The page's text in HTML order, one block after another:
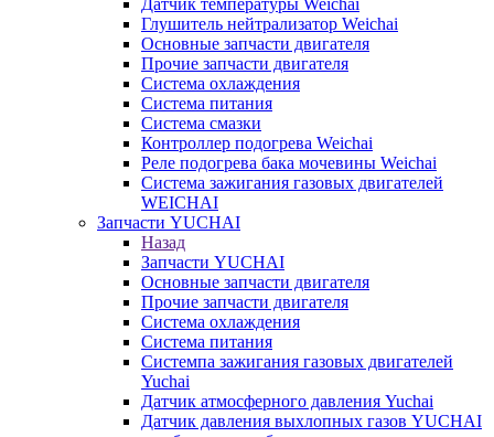
Датчик температуры Weichai
Глушитель нейтрализатор Weichai
Основные запчасти двигателя
Прочие запчасти двигателя
Система охлаждения
Система питания
Система смазки
Контроллер подогрева Weichai
Реле подогрева бака мочевины Weichai
Система зажигания газовых двигателей
WEICHAI
Запчасти YUCHAI
Назад
Запчасти YUCHAI
Основные запчасти двигателя
Прочие запчасти двигателя
Система охлаждения
Система питания
Системпа зажигания газовых двигателей
Yuchai
Датчик атмосферного давления Yuchai
Датчик давления выхлопных газов YUCHAI